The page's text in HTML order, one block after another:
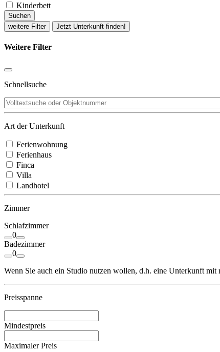
Kinderbett
Suchen
weitere Filter
Jetzt Unterkunft finden!
Weitere Filter
Schnellsuche
Art der Unterkunft
Ferienwohnung
Ferienhaus
Finca
Villa
Landhotel
Zimmer
Schlafzimmer
0
Badezimmer
0
Wenn Sie auch ein Studio nutzen wollen, d.h. eine Unterkunft
Preisspanne
Mindestpreis
Maximaler Preis